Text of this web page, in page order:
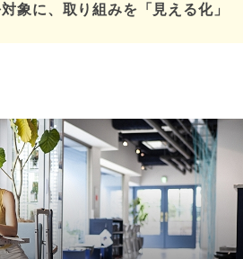
象に、取り組みを「見える化」